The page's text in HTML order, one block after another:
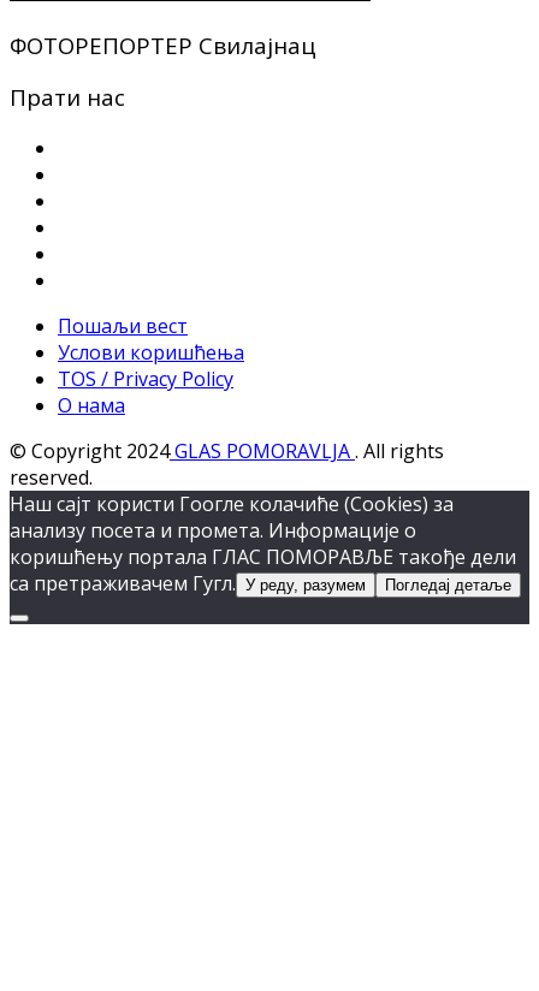
ФОТОРЕПОРТЕР Свилајнац
Прати нас
Пошаљи вест
Услови коришћења
TOS / Privacy Policy
О нама
© Copyright 2024GLAS POMORAVLJA. All rights
reserved.
Наш сајт користи Гоогле колачиће (Cookies) за
анализу посета и промета. Информације о
коришћењу портала ГЛАС ПОМОРАВЉЕ такође дели
са претраживачем Гугл. У реду, разумем Погледај детаље